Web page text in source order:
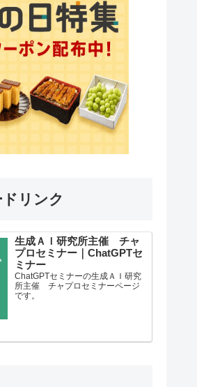
リンク
生成ＡＩ研究所主催 チャ
プロセミナー｜ChatGPTセ
ミナー
ChatGPTセミナーの生成ＡＩ研究
所主催 チャプロセミナーページ
です。